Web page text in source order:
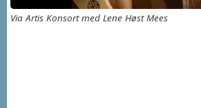
Via Artis Konsort med Lene Høst Mees